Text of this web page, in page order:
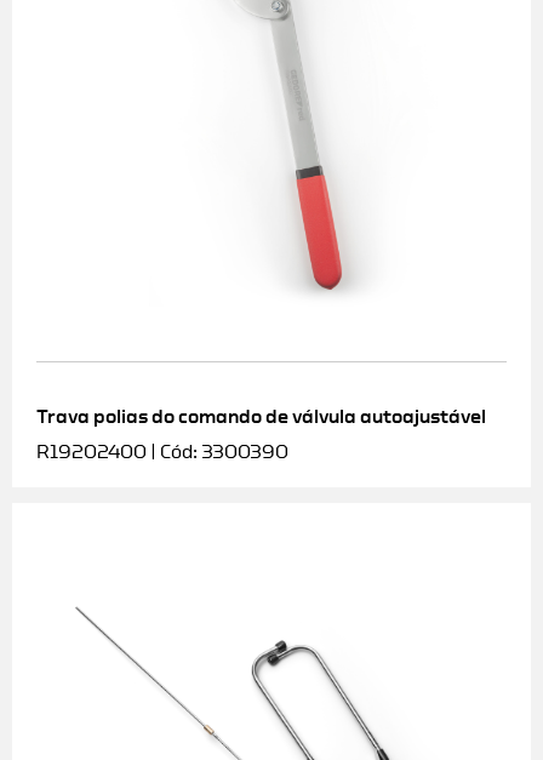
Trava polias do comando de válvula autoajustável
R19202400 | Cód: 3300390